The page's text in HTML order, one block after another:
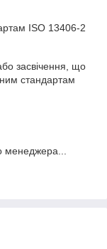
ISO 13406-2
засвічення, що
стандартам
менеджера...